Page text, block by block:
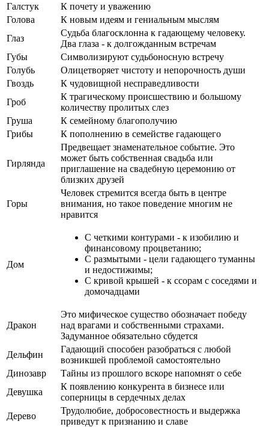
Галстук
К почету и уважению
Голова
К новым идеям и гениальным мыслям
Глаз
Судьба благосклонна к гадающему человеку.
Два глаза - к долгожданным встречам
Губы
Символизируют судьбоносную встречу
Голубь
Олицетворяет чистоту и непорочность души
Гвоздь
К чудовищной несправедливости
Гроб
К трагическому происшествию и большому
количеству пролитых слез
Груша
К семейному благополучию
Грибы
К пополнению в семействе гадающего
Гирлянда
Предвещает знаменательное событие. Это
может быть собственная свадьба или
приглашение на свадебную церемонию от
близких друзей
Горы
Человек стремится всегда быть в центре
внимания, но такое поведение многим не
нравится
Дом
С четкими контурами - к изобилию и
финансовому процветанию;
С размытыми - цели гадающего туманны
и недостижимы;
С кривой крышей - к ссорам с соседями и
домочадцами
Дракон
Это мифическое существо обозначает победу
над врагами и собственными страхами.
Задуманное обязательно сбудется
Дельфин
Гадающий способен разобраться с любой
возникшей проблемой самостоятельно
Динозавр
Тайны из прошлого вскоре напомнят о себе
Девушка
К появлению конкурента в бизнесе или
соперницы в сердечных делах
Дерево
Трудолюбие, добросовестность и выдержка
приведут к признанию и славе